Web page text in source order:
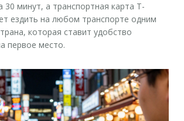
30 минут, а транспортная карта T-
ездить на любом транспорте одним
которая ставит удобство
первое место.